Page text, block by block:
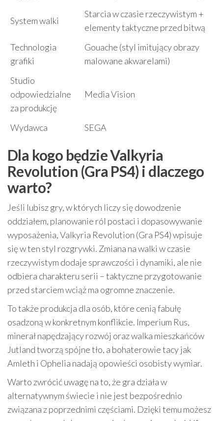
System walki
Starcia w czasie rzeczywistym +
elementy taktyczne przed bitwą
Technologia
grafiki
Gouache (styl imitujący obrazy
malowane akwarelami)
Studio
odpowiedzialne
za produkcję
Media Vision
Wydawca SEGA
Dla kogo będzie Valkyria
Revolution (Gra PS4) i dlaczego
warto?
Jeśli lubisz gry, w których liczy się dowodzenie
oddziałem, planowanie ról postaci i dopasowywanie
wyposażenia, Valkyria Revolution (Gra PS4) wpisuje
się w ten styl rozgrywki. Zmiana na walki w czasie
rzeczywistym dodaje sprawczości i dynamiki, ale nie
odbiera charakteru serii – taktyczne przygotowanie
przed starciem wciąż ma ogromne znaczenie.
To także produkcja dla osób, które cenią fabułę
osadzoną w konkretnym konflikcie. Imperium Rus,
minerał napędzający rozwój oraz walka mieszkańców
Jutland tworzą spójne tło, a bohaterowie tacy jak
Amleth i Ophelia nadają opowieści osobisty wymiar.
Warto zwrócić uwagę na to, że gra działa w
alternatywnym świecie i nie jest bezpośrednio
związana z poprzednimi częściami. Dzięki temu możesz